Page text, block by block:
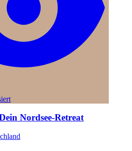
Nordsee-Retreat